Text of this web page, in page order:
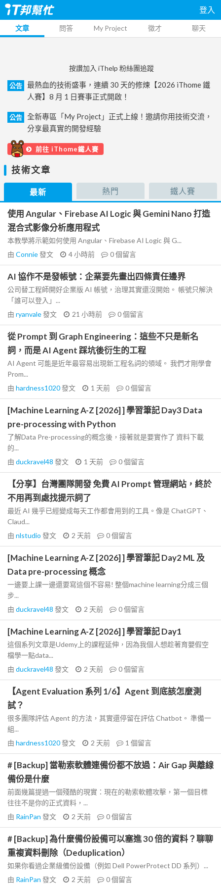
登入
文章 問答 My Project 徵才 聊天
按讚加入 iThelp 粉絲團追蹤
公告
最熱血的技術盛事，連續 30 天的修煉【2026 iThome 鐵
人賽】8 月 1 日賽事正式開啟！
公告
全新專區「My Project」正式上線！邀請你用技術交流，
分享最真實的開發經驗
前往 iThome鐵人賽
技術文章
最新 熱門 鐵人賽
使用 Angular、Firebase AI Logic 與 Gemini Nano 打造
混合式影像分析應用程式
本教學將示範如何使用 Angular、Firebase AI Logic 與 G...
由 Connie發文 4 小時前 0個留言
AI 協作不是發帳號：企業要先畫出四條責任邊界
公司替工程師開好企業版 AI 帳號，治理其實還沒開始。 帳號只解決
「誰可以登入」...
由 ryanvale發文 21 小時前 0個留言
從 Prompt 到 Graph Engineering：這些不只是新名
詞，而是 AI Agent 踩坑後衍生的工程
AI Agent 可能是近年最容易出現新工程名詞的領域。 我們才剛學會
Prom...
由 hardness1020發文 1 天前 0個留言
[Machine Learning A-Z [2026] ] 學習筆記 Day3 Data
pre-processing with Python
了解Data Pre-processing的概念後，接著就是要實作了 資料下載
的...
由 duckravel48 發文 1 天前 0個留言
【分享】台灣團隊開發 免費 AI Prompt 管理網站，終於
不用再到處找提示詞了
最近 AI 幾乎已經變成每天工作都會用到的工具。像是 ChatGPT、
Claud...
由 nlstudio 發文 2 天前 0個留言
[Machine Learning A-Z [2026] ] 學習筆記 Day2 ML 及
Data pre-processing 概念
一邊要上課一邊還要寫這個不容易! 整個machine learning分成三個
步...
由 duckravel48 發文 2 天前 0個留言
[Machine Learning A-Z [2026] ] 學習筆記 Day1
這個系列文章是Udemy上的課程延伸，因為我個人想趁著育嬰假空
檔學一點data...
由 duckravel48 發文 2 天前 0個留言
【Agent Evaluation 系列 1/6】Agent 到底該怎麼測
試？
很多團隊評估 Agent 的方法，其實還停留在評估 Chatbot。 準備一
組...
由 hardness1020發文 2 天前 1 個留言
# [Backup] 當勒索軟體連備份都不放過：Air Gap 與離線
備份是什麼
前面幾篇提過一個殘酷的現實：現在的勒索軟體攻擊，第一個目標
往往不是你的正式資料，...
由 RainPan 發文 2 天前 0個留言
# [Backup] 為什麼備份設備可以塞進 30 倍的資料？聊聊
重複資料刪除（Deduplication）
如果你看過企業級備份設備（例如 Dell PowerProtect DD 系列）...
由 RainPan 發文 2 天前 0個留言